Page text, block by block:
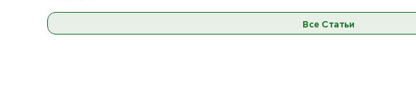
12 Жёлто-зелёный
12 Жёлто-зелёный
Все Статьи